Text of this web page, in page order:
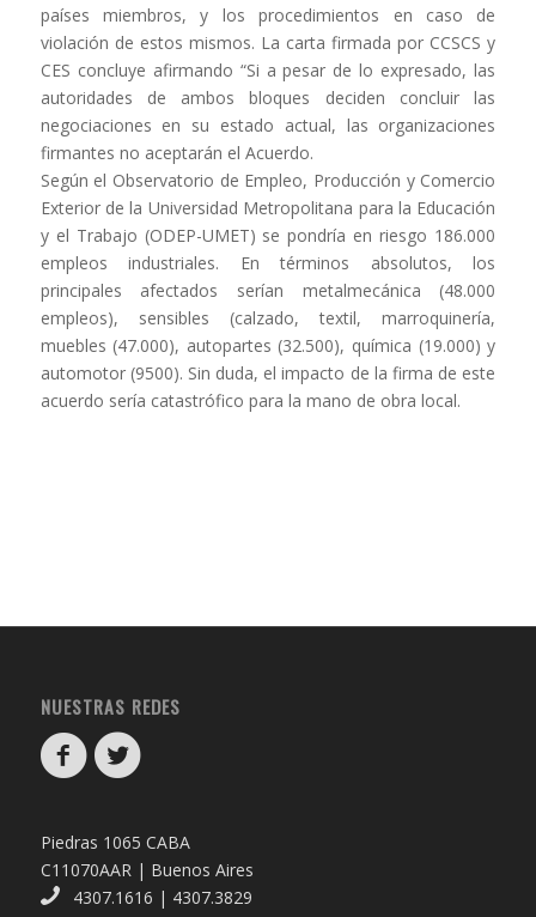
países miembros, y los procedimientos en caso de
violación de estos mismos. La carta firmada por CCSCS y
CES concluye afirmando “Si a pesar de lo expresado, las
autoridades de ambos bloques deciden concluir las
negociaciones en su estado actual, las organizaciones
firmantes no aceptarán el Acuerdo.
Según el Observatorio de Empleo, Producción y Comercio
Exterior de la Universidad Metropolitana para la Educación
y el Trabajo (ODEP-UMET) se pondría en riesgo 186.000
empleos industriales. En términos absolutos, los
principales afectados serían metalmecánica (48.000
empleos), sensibles (calzado, textil, marroquinería,
muebles (47.000), autopartes (32.500), química (19.000) y
automotor (9500). Sin duda, el impacto de la firma de este
acuerdo sería catastrófico para la mano de obra local.
NUESTRAS REDES
Piedras 1065 CABA
C11070AAR | Buenos Aires
4307.1616 | 4307.3829